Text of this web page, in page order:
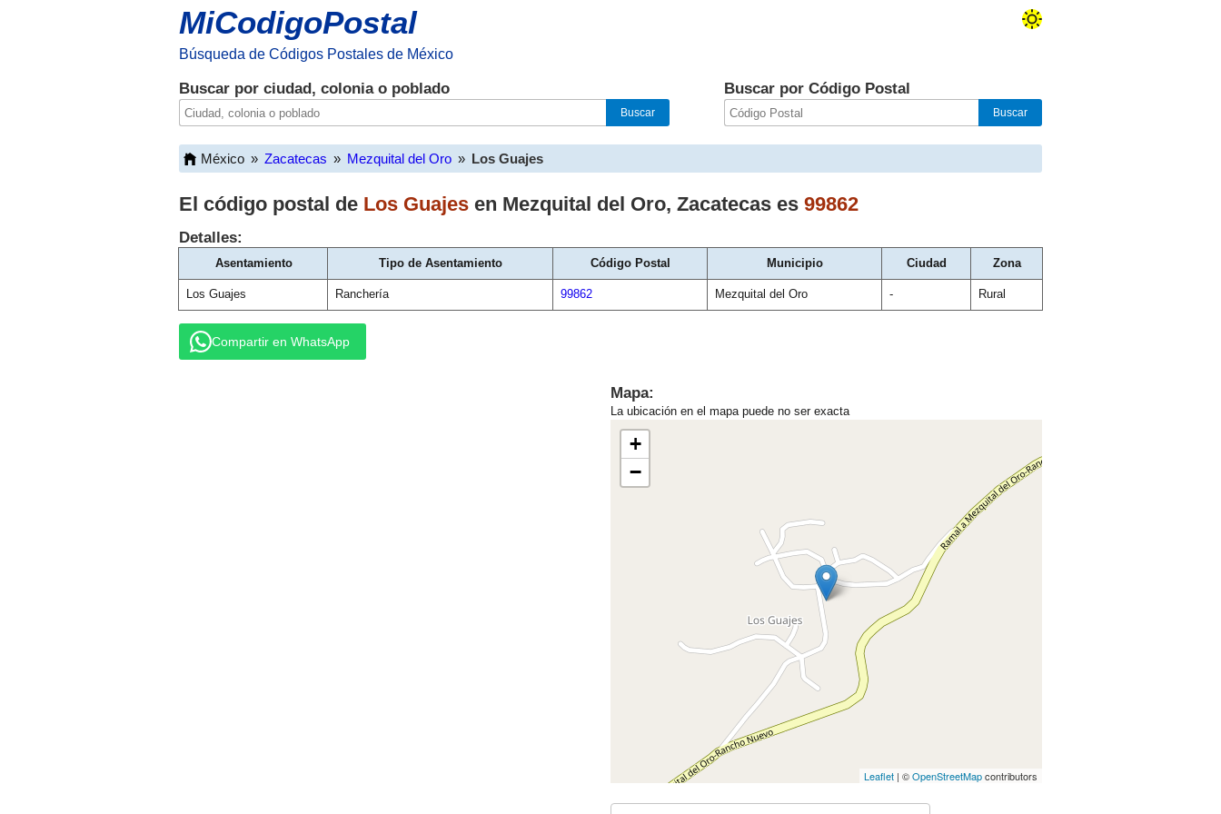
MiCodigoPostal
Búsqueda de Códigos Postales de México
Buscar por ciudad, colonia o poblado Buscar por Código Postal
México » Zacatecas » Mezquital del Oro » Los Guajes
El código postal de Los Guajes en Mezquital del Oro, Zacatecas es 99862
Detalles:
Asentamiento Tipo de Asentamiento Código Postal Municipio Ciudad Zona
Los Guajes Ranchería 99862 Mezquital del Oro - Rural
Compartir en WhatsApp
Mapa:
La ubicación en el mapa puede no ser exacta
+
−
Leaflet | ©OpenStreetMapcontributors